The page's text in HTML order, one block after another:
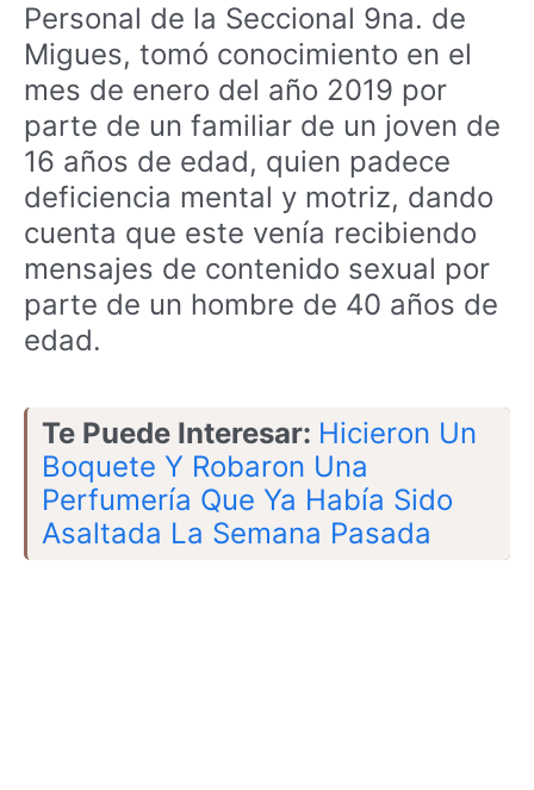
Personal de la Seccional 9na. de
Migues, tomó conocimiento en el
mes de enero del año 2019 por
parte de un familiar de un joven de
16 años de edad, quien padece
deficiencia mental y motriz, dando
cuenta que este venía recibiendo
mensajes de contenido sexual por
parte de un hombre de 40 años de
edad.
Te Puede Interesar: Hicieron Un
Boquete Y Robaron Una
Perfumería Que Ya Había Sido
Asaltada La Semana Pasada